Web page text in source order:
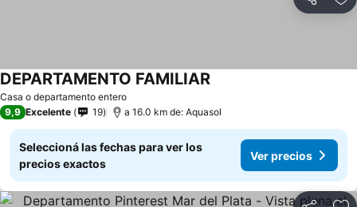
Compartir
Casa o departamento entero
DEPARTAMENTO FAMILIARVer precios
9,9 Excelente 19 a 16.0 km de: Aquasol
Seleccioná las fechas para ver los
precios exactos
Ver precios